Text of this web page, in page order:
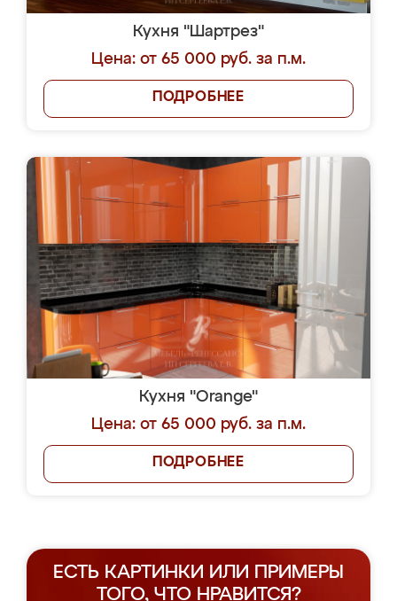
Кухня "Шартрез"
Цена: от 65 000 руб. за п.м.
ПОДРОБНЕЕ
Кухня "Orange"
Цена: от 65 000 руб. за п.м.
ПОДРОБНЕЕ
ЕСТЬ КАРТИНКИ ИЛИ ПРИМЕРЫ
ТОГО, ЧТО НРАВИТСЯ?